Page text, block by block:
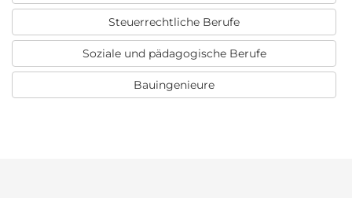
Steuerrechtliche Berufe
Soziale und pädagogische Berufe
Bauingenieure